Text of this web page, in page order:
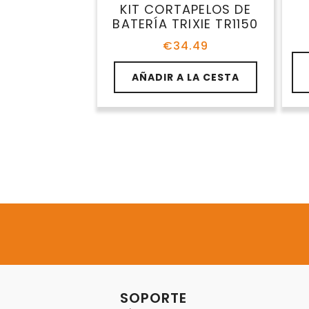
KIT CORTAPELOS DE
BATERÍA TRIXIE TR1150
€34.49
AÑADIR A LA CESTA
SOPORTE